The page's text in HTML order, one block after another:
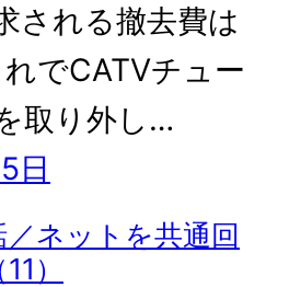
される撤去費は
でCATVチュー
取り外し…
日
ネットを共通回
）